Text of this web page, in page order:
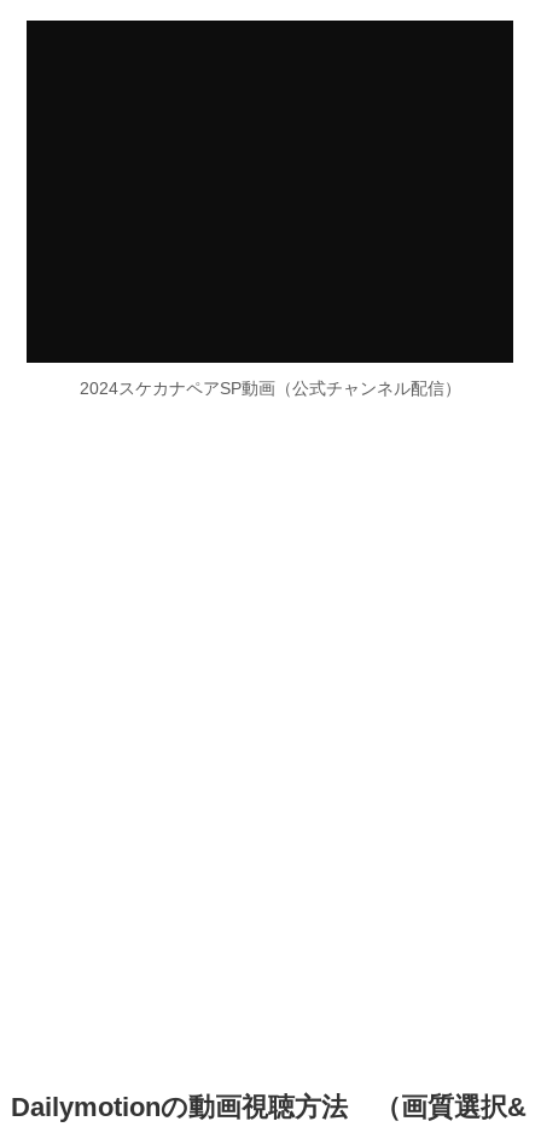
2024スケカナペアSP動画（公式チャンネル配信）
Dailymotionの動画視聴方法 （画質選択&